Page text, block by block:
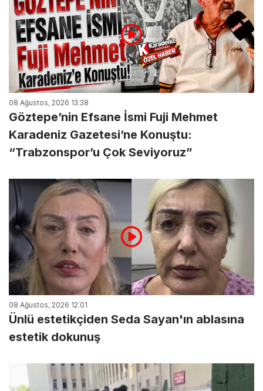
08 Ağustos, 2026 13:38
Göztepe’nin Efsane İsmi Fuji Mehmet
Karadeniz Gazetesi’ne Konuştu:
“Trabzonspor’u Çok Seviyoruz”
08 Ağustos, 2026 12:01
Ünlü estetikçiden Seda Sayan'ın ablasına
estetik dokunuş